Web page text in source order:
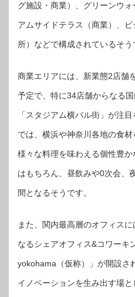
グ施設・商業）、グリーンウ
アムサイドテラス（商業）、
所）などで構成されているそう
商業エリアには、新業態2店舗
予定で、特に34店舗からなる
「スタジアム横バル街」が注
では、横浜や神奈川各地の食
様々な料理を味わえる個性豊
はもちろん、昼飲みや0次会、
間となるそうです。
また、関内最高層のオフィス
なるシェアオフィス&コワーキ
yokohama（仮称）」が開設さ
イノベーションを生み出す場